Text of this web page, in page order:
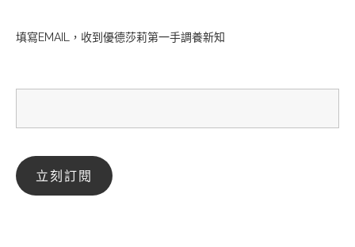
填寫EMAIL，收到優德莎莉第一手調養新知